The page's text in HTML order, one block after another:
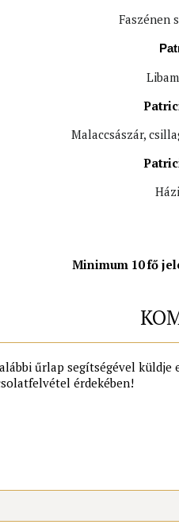
Faszénen
Malaccsászár,
Minimum 10 fő
űrlap segítségével küldje
érdekében!